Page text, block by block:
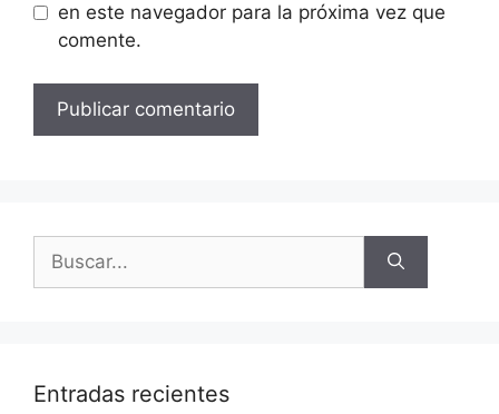
en este navegador para la próxima vez que
comente.
Entradas recientes